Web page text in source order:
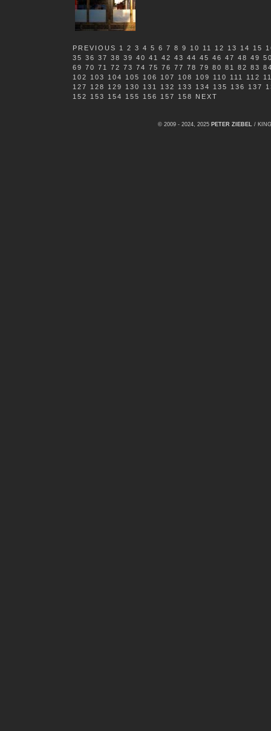
PREVIOUS 1 2 3 4 5 6 7 8 9 10 11 12 13 14 15
35 36 37 38 39 40 41 42 43 44 45 46 47 48 49
69 70 71 72 73 74 75 76 77 78 79 80 81 82 83
102
103 104 105 106 107 108 109 110 111 112
127
128 129 130 131 132 133 134 135 136 137
152
153 154 155 156 157 158 NEXT
© 2009 - 2024, 2025 PETER ZIEBEL /